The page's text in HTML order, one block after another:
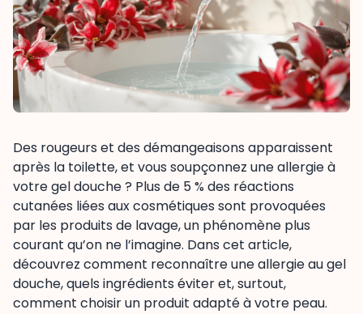
Des rougeurs et des démangeaisons apparaissent
après la toilette, et vous soupçonnez une allergie à
votre gel douche ? Plus de 5 % des réactions
cutanées liées aux cosmétiques sont provoquées
par les produits de lavage, un phénomène plus
courant qu’on ne l’imagine. Dans cet article,
découvrez comment reconnaître une allergie au gel
douche, quels ingrédients éviter et, surtout,
comment choisir un produit adapté à votre peau.